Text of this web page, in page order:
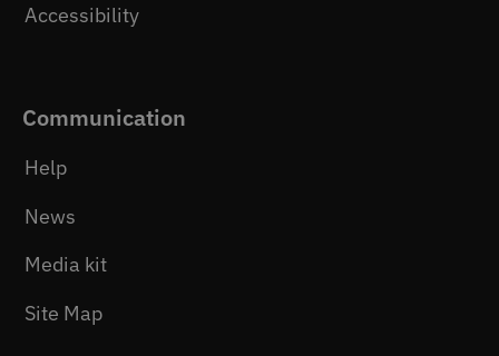
Accessibility
Communication
Help
News
Media kit
Site Map